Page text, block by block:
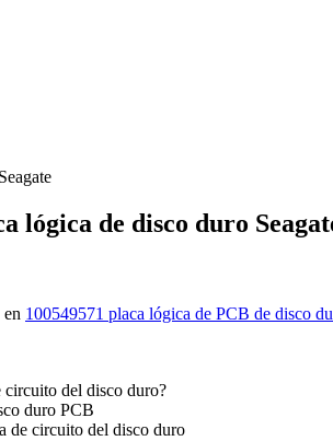
lógica de disco duro
100549571 placa lógica de PCB de disco
circuito del disco duro?
duro PCB
de circuito del disco duro